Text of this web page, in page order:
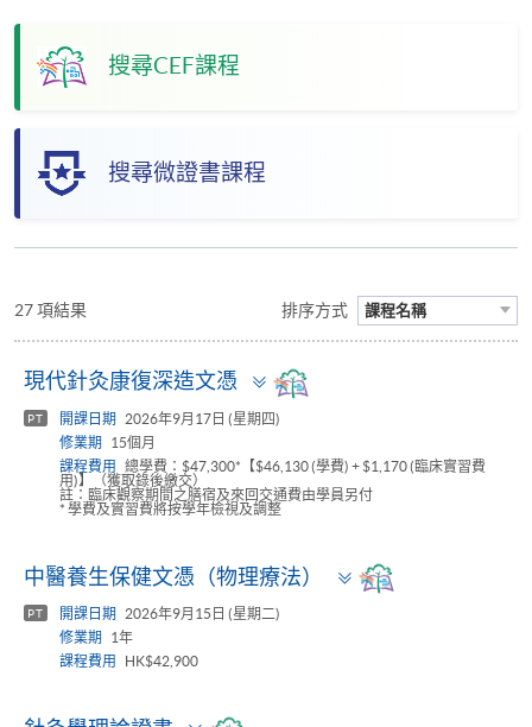
搜尋CEF課程
搜尋微證書課程
27 項結果 排序方式 課程名稱
現代針灸康復深造文憑
Toggle
panel
PT 開課日期
2026年9月17日 (星期四)
修業期
15個月
課程費用
總學費：$47,300*【$46,130 (學費) + $1,170 (臨床實習費
用)】（獲取錄後繳交）
註：臨床觀察期間之膳宿及來回交通費由學員另付
* 學費及實習費將按學年檢視及調整
中醫養生保健文憑（物理療法）
Toggle
panel
PT 開課日期
2026年9月15日 (星期二)
修業期
1年
課程費用
HK$42,900
Toggle